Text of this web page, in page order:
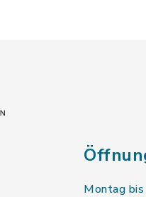
Montag